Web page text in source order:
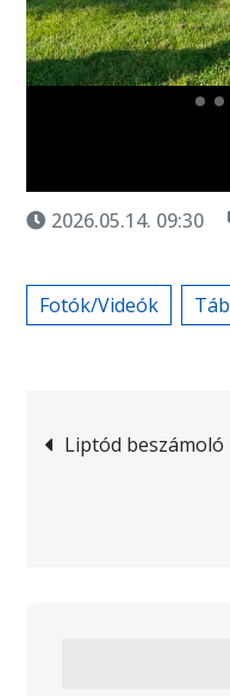
2026.05.14. 09:30
Fotók/Videók
Liptód beszámoló